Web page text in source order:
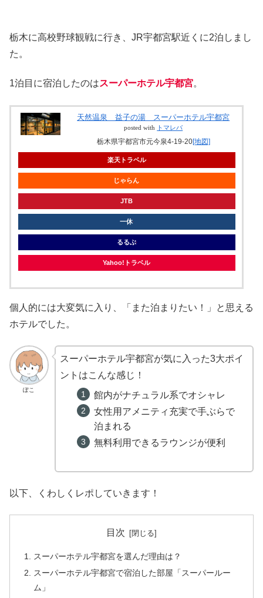
栃木に高校野球観戦に行き、JR宇都宮駅近くに2泊しまし
た。
1泊目に宿泊したのはスーパーホテル宇都宮。
天然温泉 益子の湯 スーパーホテル宇都宮
posted with トマレバ
栃木県宇都宮市元今泉4-19-20[地図]
楽天トラベル
じゃらん
JTB
一休
るるぶ
Yahoo!トラベル
個人的には大変気に入り、「また泊まりたい！」と思える
ホテルでした。
ぽこ
スーパーホテル宇都宮が気に入った3大ポイ
ントはこんな感じ！
館内がナチュラル系でオシャレ
女性用アメニティ充実で手ぶらで
泊まれる
無料利用できるラウンジが便利
以下、くわしくレポしていきます！
目次
スーパーホテル宇都宮を選んだ理由は？
スーパーホテル宇都宮で宿泊した部屋「スーパールー
ム」